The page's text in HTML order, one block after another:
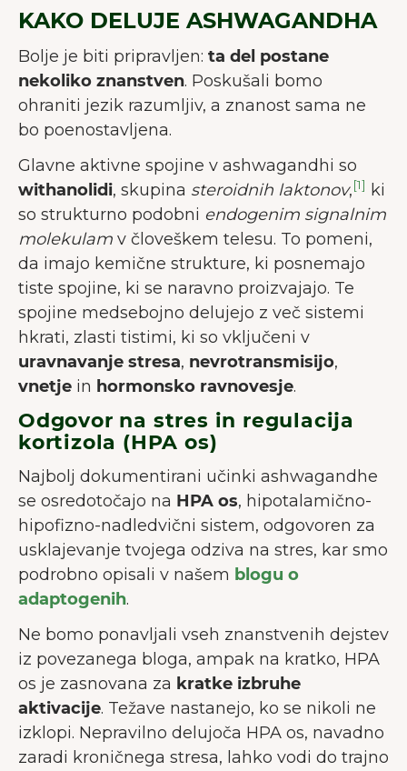
KAKO DELUJE ASHWAGANDHA
Bolje je biti pripravljen: ta del postane
nekoliko znanstven. Poskušali bomo
ohraniti jezik razumljiv, a znanost sama ne
bo poenostavljena.
Glavne aktivne spojine v ashwagandhi so
withanolidi, skupina steroidnih laktonov,[1]
ki
so strukturno podobni endogenim signalnim
molekulam v človeškem telesu. To pomeni,
da imajo kemične strukture, ki posnemajo
tiste spojine, ki se naravno proizvajajo. Te
spojine medsebojno delujejo z več sistemi
hkrati, zlasti tistimi, ki so vključeni v
uravnavanje stresa, nevrotransmisijo,
vnetje in hormonsko ravnovesje.
Odgovor na stres in regulacija
kortizola (HPA os)
Najbolj dokumentirani učinki ashwagandhe
se osredotočajo na HPA os, hipotalamično-
hipofizno-nadledvični sistem, odgovoren za
usklajevanje tvojega odziva na stres, kar smo
podrobno opisali v našem blogu o
adaptogenih.
Ne bomo ponavljali vseh znanstvenih dejstev
iz povezanega bloga, ampak na kratko, HPA
os je zasnovana za kratke izbruhe
aktivacije. Težave nastanejo, ko se nikoli ne
izklopi. Nepravilno delujoča HPA os, navadno
zaradi kroničnega stresa, lahko vodi do trajno